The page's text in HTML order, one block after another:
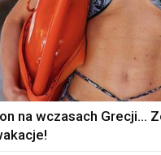
na wczasach Grecji…